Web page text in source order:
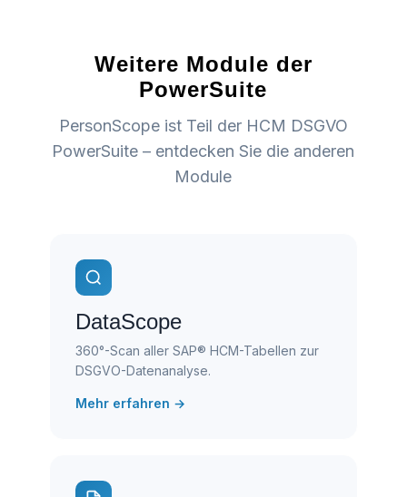
Weitere Module der
PowerSuite
PersonScope ist Teil der HCM DSGVO
PowerSuite – entdecken Sie die anderen
Module
DataScope
360°-Scan aller SAP® HCM-Tabellen zur
DSGVO-Datenanalyse.
Mehr erfahren →